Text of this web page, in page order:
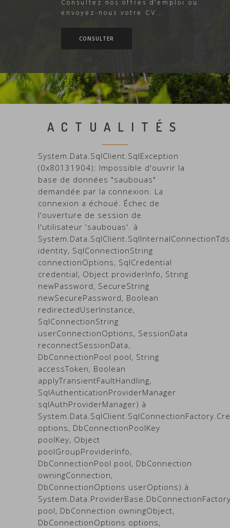
Consultez nos offres d'emploi ou
envoyez-nous votre CV...
CONSULTER
ACTUALITÉS
System.Data.SqlClient.SqlException
(0x80131904): Impossible d'ouvrir la
base de données "saubouas"
demandée par la connexion. La
connexion a échoué. Échec de
l'ouverture de session de
l'utilisateur 'saubouas'. à
identity, SqlConnectionString
connectionOptions, SqlCredential
credential, Object providerInfo, String
newPassword, SecureString
newSecurePassword, Boolean
redirectedUserInstance,
SqlConnectionString
userConnectionOptions, SessionData
reconnectSessionData,
DbConnectionPool pool, String
accessToken, Boolean
applyTransientFaultHandling,
SqlAuthenticationProviderManager
sqlAuthProviderManager) à
options, DbConnectionPoolKey
poolKey, Object
poolGroupProviderInfo,
DbConnectionPool pool, DbConnection
owningConnection,
DbConnectionOptions userOptions) à
pool, DbConnection owningObject,
DbConnectionOptions options,